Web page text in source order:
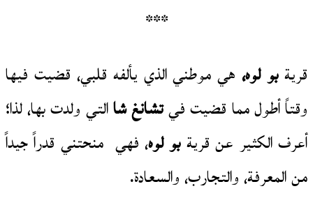
***
قريةبو لوه،هي موطني الذي يألفه قلبي، قضيت فيها
وقتاً أطول مما قضيت فيتشانغ شاالتي ولدت بها، لذا؛
أعرف الكثير عن قريةبو لوه، فهي منحتني قدراً جيداً
من المعرفة، والتجارب، والسعادة.